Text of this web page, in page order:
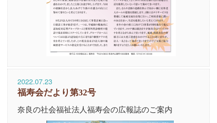
2022.07.23
福寿会だより第32号
奈良の社会福祉法人福寿会の広報誌のご案内